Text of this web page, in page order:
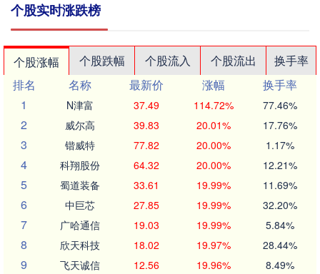
个股实时涨跌榜
个股涨幅 个股跌幅 个股流入 个股流出
换手率
排名
名称 最新价 涨幅
换手率
1
N津富 37.49 114.72% 77.46%
2 威尔高 39.83 20.01% 17.76%
3 锴威特 77.82 20.00% 1.17%
4 科翔股份 64.32 20.00% 12.21%
5 蜀道装备 33.61 19.99% 11.69%
6 中巨芯 27.85 19.99% 32.20%
7 广哈通信 19.03 19.99% 5.84%
8 欣天科技 18.02 19.97% 28.44%
9 飞天诚信 12.56 19.96% 8.49%